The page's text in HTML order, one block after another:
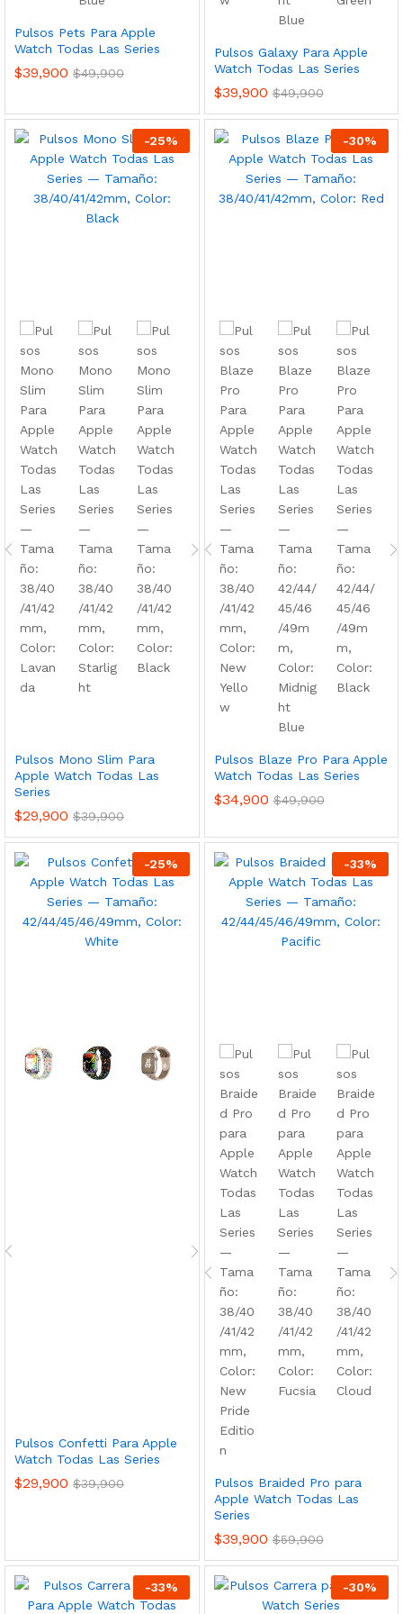
Pulsos Pets Para Apple
Watch Todas Las Series
$39,900 $49,900
Pulsos Galaxy Para Apple
Watch Todas Las Series
$39,900 $49,900
-25%
Pulsos Mono Slim Para
Apple Watch Todas Las
Series
$29,900 $39,900
-30%
Pulsos Blaze Pro Para Apple
Watch Todas Las Series
$34,900 $49,900
-25%
Pulsos Confetti Para Apple
Watch Todas Las Series
$29,900 $39,900
-33%
Pulsos Braided Pro para
Apple Watch Todas Las
Series
$39,900 $59,900
-33% -30%